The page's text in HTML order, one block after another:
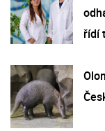
řídí